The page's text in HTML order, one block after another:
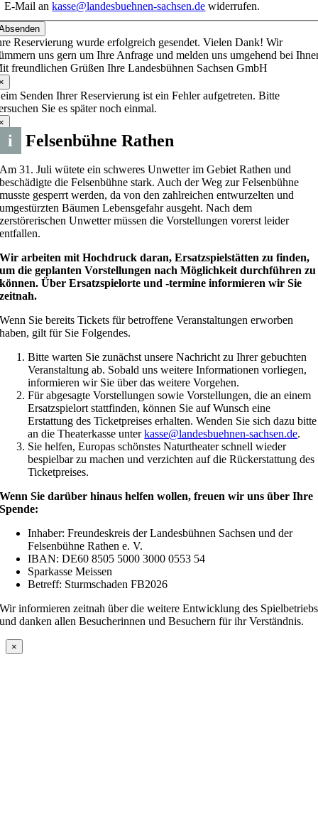
E-Mail ankasse@landesbuehnen-sachsen.de widerrufen.
Reservierung wurde erfolgreich gesendet. Vielen Dank! Wir
uns gern um Ihre Anfrage und melden uns umgehend bei
freundlichen Grüßen Ihre Landesbühnen Sachsen GmbH
Senden Ihrer Reservierung ist ein Fehler aufgetreten. Bitte
Sie es später noch einmal.
i Felsenbühne Rathen
Am 31. Juli wütete ein schweres Unwetter im Gebiet Rathen und
beschädigte die Felsenbühne stark. Auch der Weg zur Felsenbühne
musste gesperrt werden, da von den zahlreichen entwurzelten und
umgestürzten Bäumen Lebensgefahr ausgeht. Nach dem
zerstörerischen Unwetter müssen die Vorstellungen vorerst leider
entfallen.
Wir arbeiten mit Hochdruck daran, Ersatzspielstätten zu finden,
um die geplanten Vorstellungen nach Möglichkeit durchführen zu
können. Über Ersatzspielorte und -termine informieren wir Sie
zeitnah.
Wenn Sie bereits Tickets für betroffene Veranstaltungen erworben
haben, gilt für Sie Folgendes.
Bitte warten Sie zunächst unsere Nachricht zu Ihrer gebuchten
Veranstaltung ab. Sobald uns weitere Informationen vorliegen,
informieren wir Sie über das weitere Vorgehen.
Für abgesagte Vorstellungen sowie Vorstellungen, die an einem
Ersatzspielort stattfinden, können Sie auf Wunsch eine
Erstattung des Ticketpreises erhalten. Wenden Sie sich dazu bitte
an die Theaterkasse unterkasse@landesbuehnen-sachsen.de.
Sie helfen, Europas schönstes Naturtheater schnell wieder
bespielbar zu machen und verzichten auf die Rückerstattung des
Ticketpreises.
Wenn Sie darüber hinaus helfen wollen, freuen wir uns über Ihre
Spende:
Inhaber: Freundeskreis der Landesbühnen Sachsen und der
Felsenbühne Rathen e. V.
IBAN: DE60 8505 5000 3000 0553 54
Sparkasse Meissen
Betreff: Sturmschaden FB2026
Wir informieren zeitnah über die weitere Entwicklung des Spielbetriebs
und danken allen Besucherinnen und Besuchern für ihr Verständnis.
×